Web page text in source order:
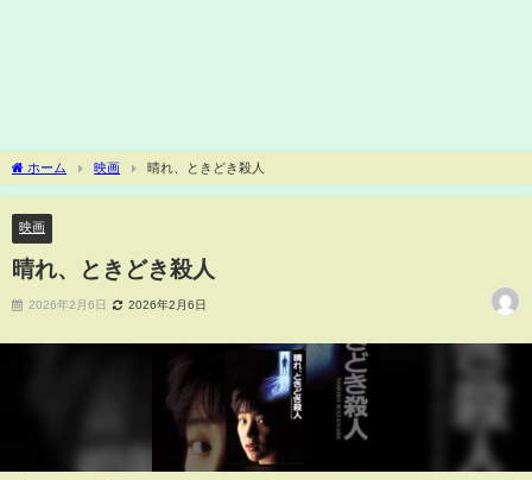
ホーム 映画 晴れ、ときどき殺人
映画
晴れ、ときどき殺人
2026年2月6日 2026年2月6日